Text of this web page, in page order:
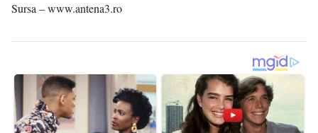
Sursa – www.antena3.ro